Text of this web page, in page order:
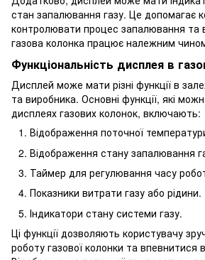
стан запалювання газу. Це допомагає
контролювати процес запалювання та
газова колонка працює належним
Функціональність дисплея в
Дисплей може мати різні функції в
та виробника. Основні функції, які
дисплеях газових колонок, включають:
Відображення поточної
Відображення стану запалювання
Таймер для регулювання часу
Показники витрати газу або рідини.
Індикатори стану системи газу.
Ці функції дозволяють користувачу
роботу газової колонки та впевнитися